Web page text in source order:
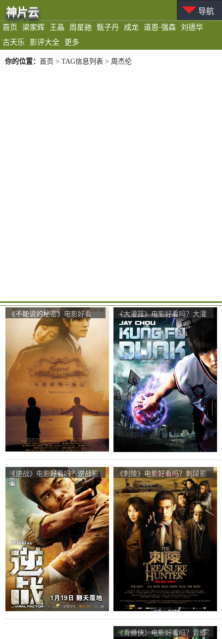
首页 梁家辉 王晶 周星驰 甄子丹 成龙 道恩·强森
刘德华
古天乐
影评大全 更多
神片云 导航
你的位置： 首页 > TAG信息列表 > 周杰伦
《不能说的秘密》电影好看
吗？不能说的秘密影评及简介
《大灌篮》电影好看吗？大灌
篮影评及简介
《逆战》电影好看吗？逆战影
评及简介
《刺陵》电影好看吗？刺陵影
评及简介
《青蜂侠》电影好看吗？青蜂